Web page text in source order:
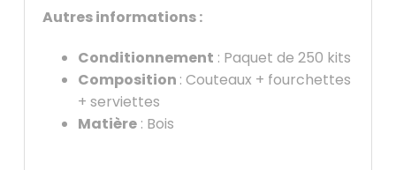
Autres informations :
Conditionnement : Paquet de 250 kits
Composition : Couteaux + fourchettes
+ serviettes
Matière: Bois